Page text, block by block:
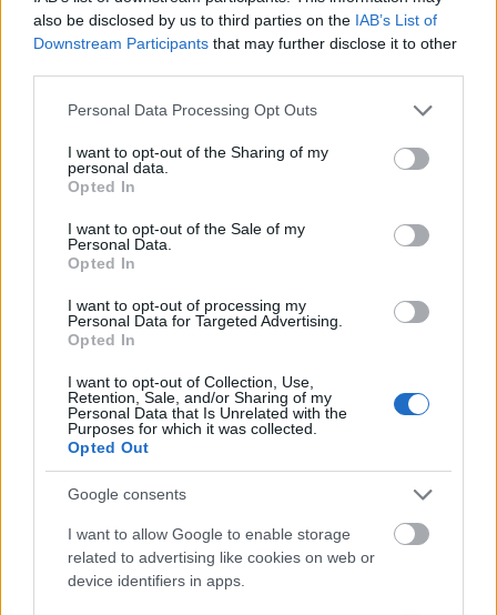
also be disclosed by us to third parties on the IAB’s List of
Downstream Participants that may further disclose it to other
Please note that this website/app uses one or more Google
not limited to your visit or usage behaviour. You may click to
grant or deny consent to Google and its third-party tags to
use your data for below specified purposes in below Google
consent section.
Personal Data Processing Opt Outs
I want to opt-out of the Sharing of my
personal data.
Opted In
I want to opt-out of the Sale of my
Personal Data.
Opted In
I want to opt-out of processing my
Personal Data for Targeted Advertising.
Opted In
I want to opt-out of Collection, Use,
Retention, Sale, and/or Sharing of my
Personal Data that Is Unrelated with the
Purposes for which it was collected.
Opted Out
Google consents
I want to allow Google to enable storage
related to advertising like cookies on web or
device identifiers in apps.
BEST OFINTERNET